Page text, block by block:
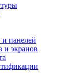
панелей
и экранов